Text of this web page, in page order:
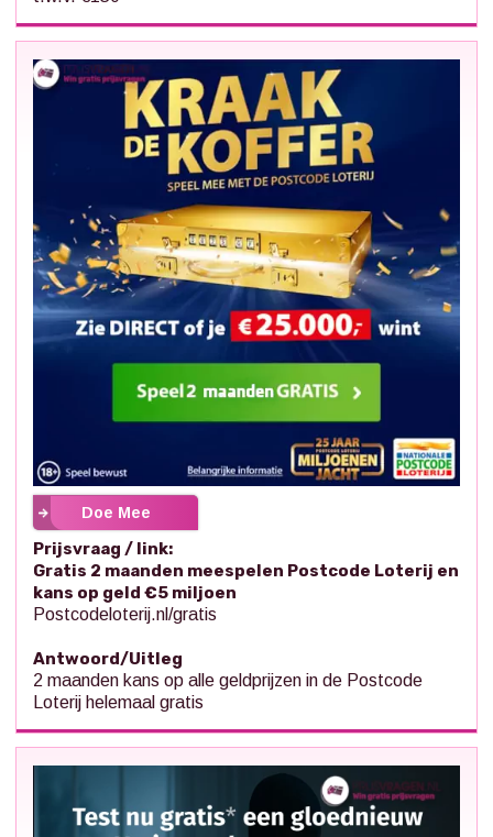
Doe Mee
Prijsvraag / link:
Gratis 2 maanden meespelen Postcode Loterij en
kans op geld €5 miljoen
Postcodeloterij.nl/gratis
Antwoord/Uitleg
2 maanden kans op alle geldprijzen in de Postcode
Loterij helemaal gratis